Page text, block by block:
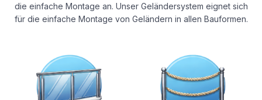
die einfache Montage an. Unser Geländersystem eignet sich
für die einfache Montage von Geländern in allen Bauformen.